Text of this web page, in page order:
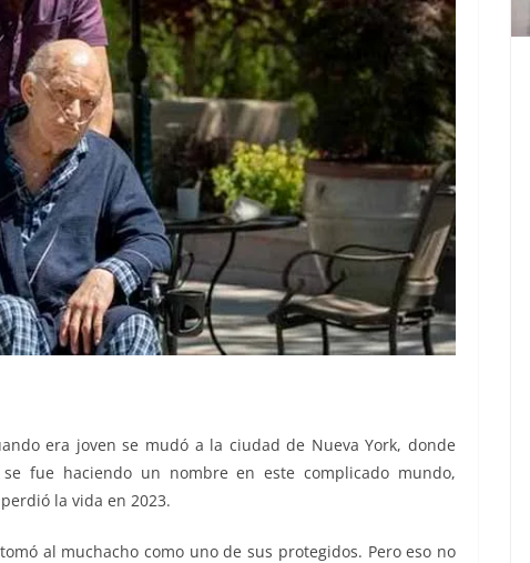
era joven se mudó a la ciudad de Nueva York, donde
fue haciendo un nombre en este complicado mundo,
la vida en 2023.
al muchacho como uno de sus protegidos. Pero eso no